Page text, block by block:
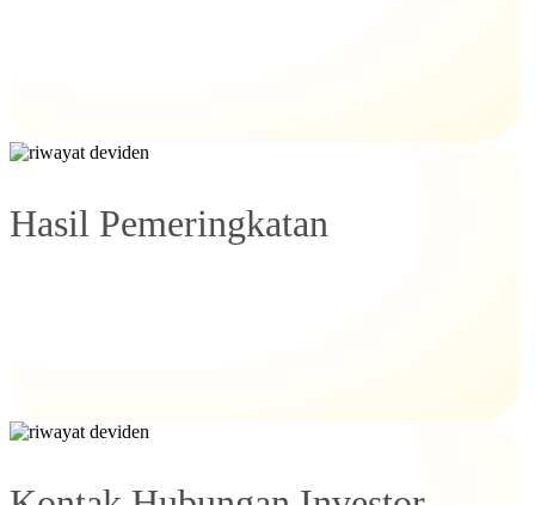
Hasil Pemeringkatan